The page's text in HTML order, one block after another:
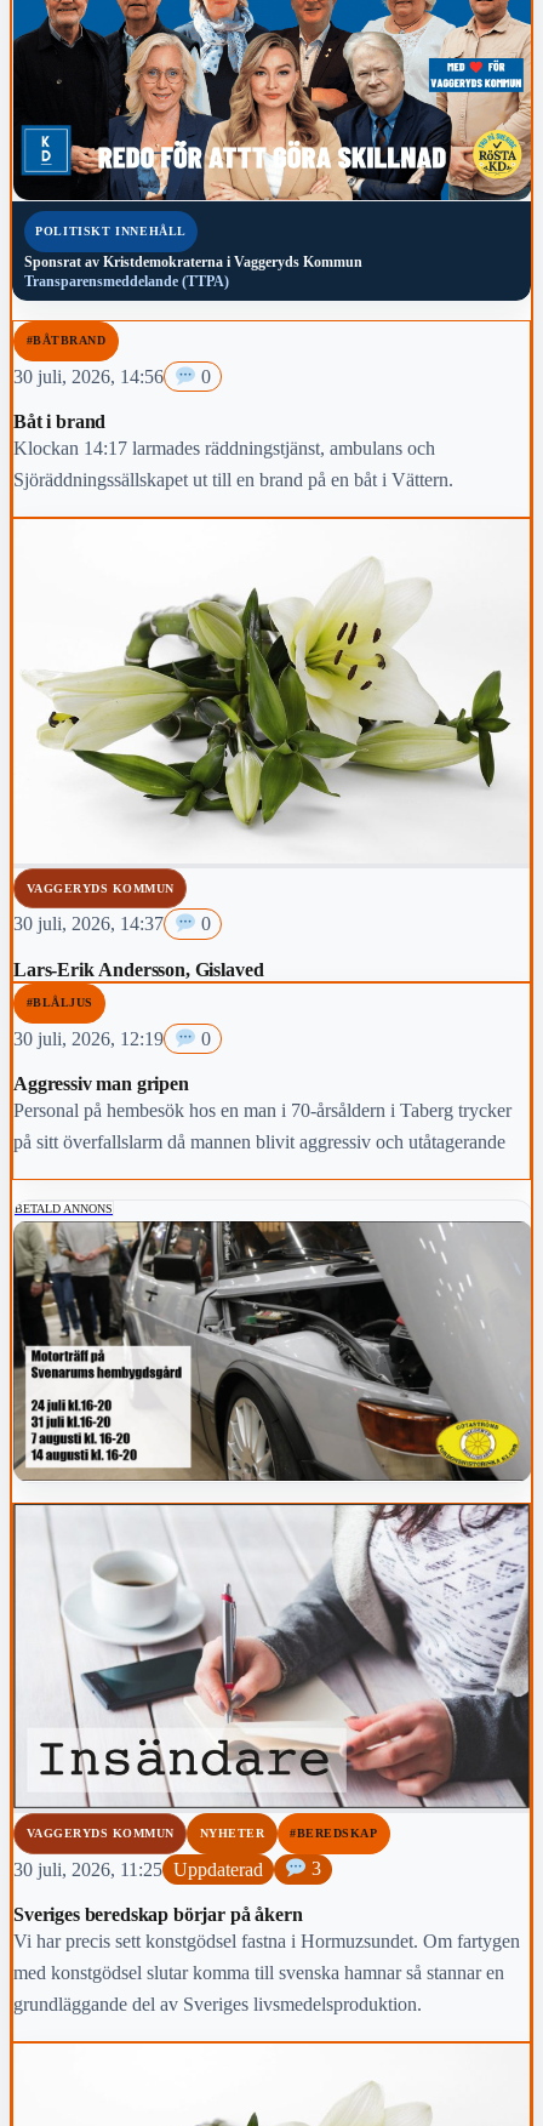
POLITISKT INNEHÅLL
Sponsrat av Kristdemokraterna i Vaggeryds Kommun
Transparensmeddelande (TTPA)
#BÅTBRAND
30 juli, 2026, 14:56 0
Båt i brand
Klockan 14:17 larmades räddningstjänst, ambulans och
Sjöräddningssällskapet ut till en brand på en båt i Vättern.
VAGGERYDS KOMMUN
30 juli, 2026, 14:37 0
Lars-Erik Andersson, Gislaved
#BLÅLJUS
30 juli, 2026, 12:19 0
Aggressiv man gripen
Personal på hembesök hos en man i 70-årsåldern i Taberg trycker
på sitt överfallslarm då mannen blivit aggressiv och utåtagerande
BETALD ANNONS
VAGGERYDS KOMMUN NYHETER #BEREDSKAP
30 juli, 2026, 11:25 Uppdaterad 3
Sveriges beredskap börjar på åkern
Vi har precis sett konstgödsel fastna i Hormuzsundet. Om fartygen
med konstgödsel slutar komma till svenska hamnar så stannar en
grundläggande del av Sveriges livsmedelsproduktion.